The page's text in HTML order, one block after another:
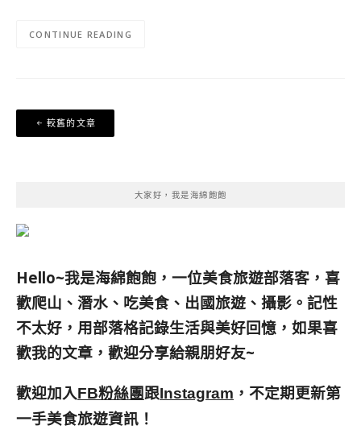
CONTINUE READING
文
章
較舊的文章
大家好，我是海綿飽飽
Hello~我是海綿飽飽，一位美食旅遊部落客， 喜
歡爬山、潛水、吃美食、出國旅遊、攝影。 記性
不太好，用部落格記錄生活與美好回憶， 如果喜
歡我的文章，歡迎分享給親朋好友~
歡迎加入FB粉絲團跟Instagram ，不定期更新第
一手美食旅遊資訊！